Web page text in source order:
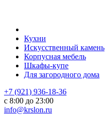
Кухни
Искусственный камень
Корпусная мебель
Шкафы-купе
Для загородного дома
+7 (921) 936-18-36
с 8:00 до 23:00
info@krslon.ru